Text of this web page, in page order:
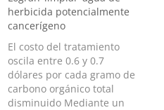
herbicida potencialmente
cancerígeno
El costo del tratamiento
oscila entre 0.6 y 0.7
dólares por cada gramo de
carbono orgánico total
disminuido Mediante un